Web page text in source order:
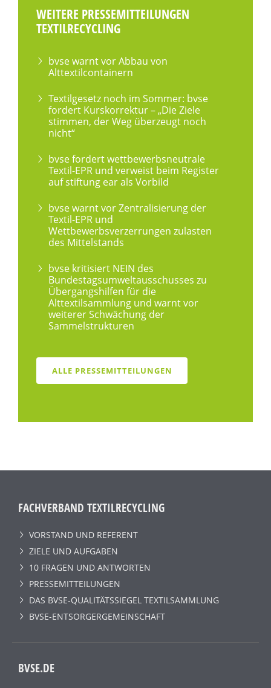
WEITERE PRESSEMITTEILUNGEN
TEXTILRECYCLING
bvse warnt vor Abbau von
Alttextilcontainern
Textilgesetz noch im Sommer: bvse
fordert Kurskorrektur – „Die Ziele
stimmen, der Weg überzeugt noch
nicht“
bvse fordert wettbewerbsneutrale
Textil-EPR und verweist beim Register
auf stiftung ear als Vorbild
bvse warnt vor Zentralisierung der
Textil-EPR und
Wettbewerbsverzerrungen zulasten
des Mittelstands
bvse kritisiert NEIN des
Bundestagsumweltausschusses zu
Übergangshilfen für die
Alttextilsammlung und warnt vor
weiterer Schwächung der
Sammelstrukturen
ALLE PRESSEMITTEILUNGEN
FACHVERBAND TEXTILRECYCLING
VORSTAND UND REFERENT
ZIELE UND AUFGABEN
10 FRAGEN UND ANTWORTEN
PRESSEMITTEILUNGEN
DAS BVSE-QUALITÄTSSIEGEL TEXTILSAMMLUNG
BVSE-ENTSORGERGEMEINSCHAFT
BVSE.DE